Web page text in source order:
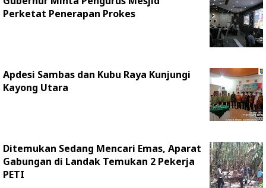
Perketat Penerapan Prokes
Apdesi Sambas dan Kubu Raya Kunjungi
Kayong Utara
Ditemukan Sedang Mencari Emas, Aparat
Gabungan di Landak Temukan 2 Pekerja
PETI